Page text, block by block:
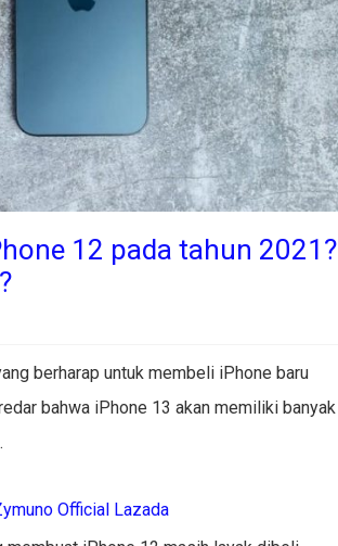
12 pada tahun 2021?
berharap untuk membeli iPhone baru
bahwa iPhone 13 akan memiliki banyak
Official Lazada